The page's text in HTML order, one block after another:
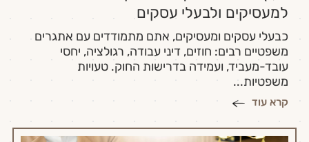
למעסיקים ולבעלי עסקים
כבעלי עסקים ומעסיקים, אתם מתמודדים עם אתגרים
משפטיים רבים: חוזים, דיני עבודה, רגולציה, יחסי
עובד-מעביד, ועמידה בדרישות החוק. טעויות
משפטיות...
קרא עוד